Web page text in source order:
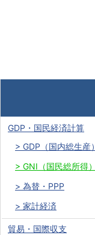
GDP・国民経済計算
GDP（国内総生産）
GNI（国民総所得）
為替・PPP
家計経済
貿易・国際収支